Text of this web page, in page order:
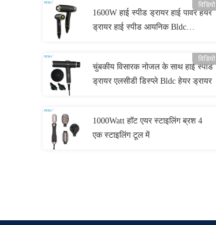
विडियो
1600W हाई स्पीड ड्रायर हाई पावर हेयर
ड्रायर हाई स्पीड आयनिक Bldc
विडियो
चुंबकीय विसारक नोजल के साथ हाई स्पीड
ड्रायर एलसीडी डिस्प्ले Bldc हेयर ड्रायर
1000Watt हॉट एयर स्टाइलिंग ब्रश 4
एक स्टाइलिंग टूल में